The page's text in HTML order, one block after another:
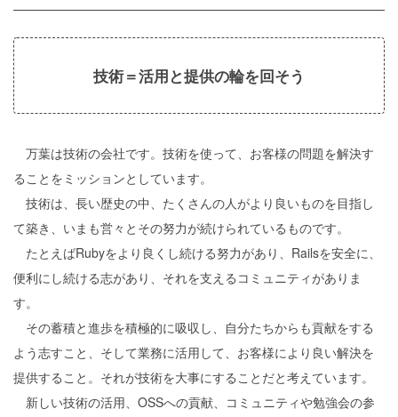
技術＝活用と提供の輪を回そう
万葉は技術の会社です。技術を使って、お客様の問題を解決す
ることをミッションとしています。
技術は、長い歴史の中、たくさんの人がより良いものを目指し
て築き、いまも営々とその努力が続けられているものです。
たとえばRubyをより良くし続ける努力があり、Railsを安全に、
便利にし続ける志があり、それを支えるコミュニティがありま
す。
その蓄積と進歩を積極的に吸収し、自分たちからも貢献をする
よう志すこと、そして業務に活用して、お客様により良い解決を
提供すること。それが技術を大事にすることだと考えています。
新しい技術の活用、OSSへの貢献、コミュニティや勉強会の参